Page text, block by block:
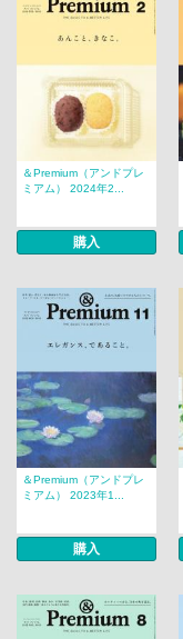
＆Premium（アンドプレ
ミアム） 2024年2...
購入
＆Premium（アンドプレ
ミアム） 2023年1...
購入